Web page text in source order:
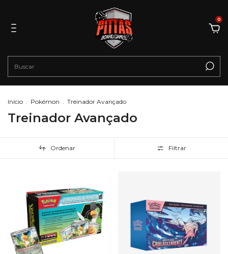
0
Início . Pokémon . Treinador Avançado
Treinador Avançado
Ordenar Filtrar